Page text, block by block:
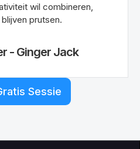
wil combineren,
prutsen.
- Ginger Jack
Sessie